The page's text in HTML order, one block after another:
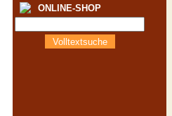
ONLINE-SHOP
Volltextsuche